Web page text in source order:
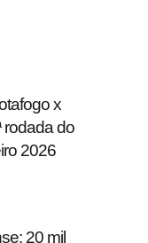
x
rodada do
2026
20 mil